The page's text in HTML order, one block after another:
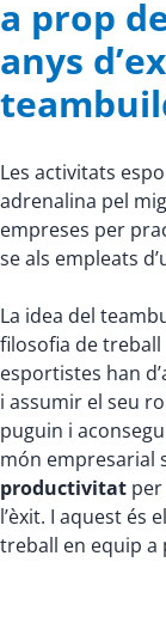
a prop
anys
Les activitats
adrenalina pel
empreses per
se als empleats
La idea del
filosofia de treball
esportistes han
i assumir el seu
puguin i
món empresarial
productivitat
l’èxit. I aquest és
treball en equip a